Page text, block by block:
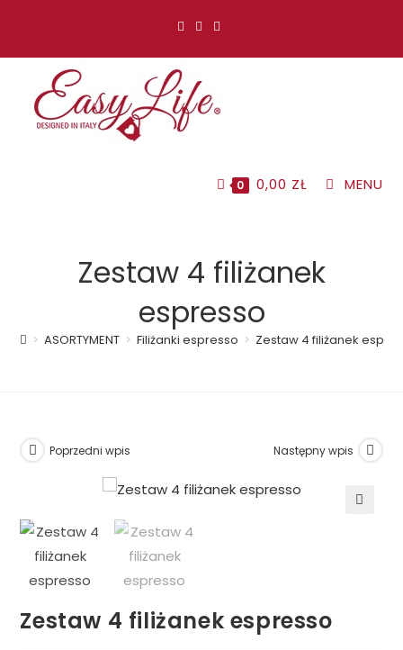
0 0,00 ZŁ MENU
Zestaw 4 filiżanek
espresso
> ASORTYMENT > Filiżanki espresso > Zestaw 4 filiżanek
Poprzedni wpis Następny wpis
Zestaw 4 filiżanek espresso